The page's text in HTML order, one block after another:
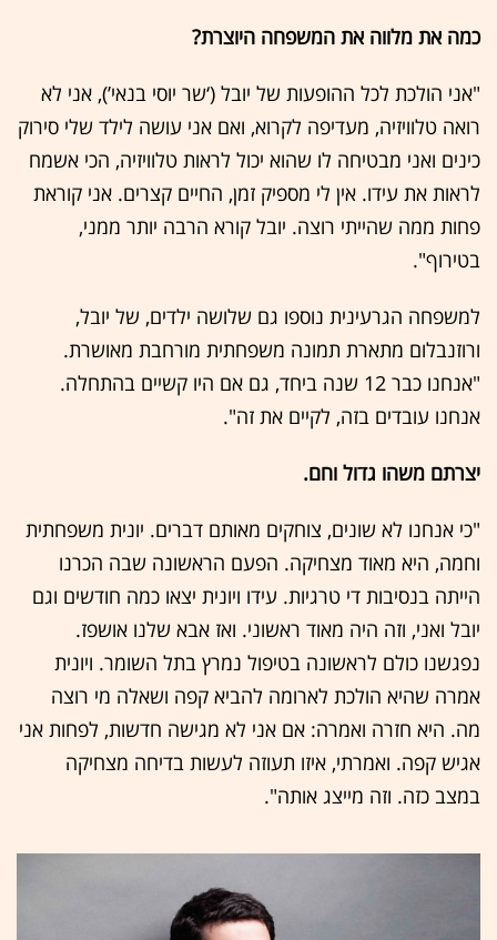
כמה את מלווה את המשפחה היוצרת?
"אני הולכת לכל ההופעות של יובל (‘שר יוסי בנאי’), אני לא
רואה טלוויזיה, מעדיפה לקרוא, ואם אני עושה לילד שלי סירוק
כינים ואני מבטיחה לו שהוא יכול לראות טלוויזיה, הכי אשמח
לראות את עידו. אין לי מספיק זמן, החיים קצרים. אני קוראת
פחות ממה שהייתי רוצה. יובל קורא הרבה יותר ממני,
בטירוף".
למשפחה הגרעינית נוספו גם שלושה ילדים, של יובל,
ורוזנבלום מתארת תמונה משפחתית מורחבת מאושרת.
"אנחנו כבר 12 שנה ביחד, גם אם היו קשיים בהתחלה.
אנחנו עובדים בזה, לקיים את זה".
יצרתם משהו גדול וחם.
"כי אנחנו לא שונים, צוחקים מאותם דברים. יונית משפחתית
וחמה, היא מאוד מצחיקה. הפעם הראשונה שבה הכרנו
הייתה בנסיבות די טרגיות. עידו ויונית יצאו כמה חודשים וגם
יובל ואני, וזה היה מאוד ראשוני. ואז אבא שלנו אושפז.
נפגשנו כולם לראשונה בטיפול נמרץ בתל השומר. ויונית
אמרה שהיא הולכת לארומה להביא קפה ושאלה מי רוצה
מה. היא חזרה ואמרה: אם אני לא מגישה חדשות, לפחות אני
אגיש קפה. ואמרתי, איזו תעוזה לעשות בדיחה מצחיקה
במצב כזה. וזה מייצג אותה".